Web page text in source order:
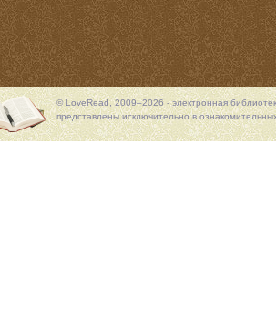
© LoveRead, 2009–2026 - электронная
представлены исключительно в